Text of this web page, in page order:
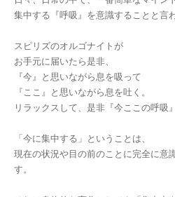
集中する『呼吸』を意識することと言
スピリズのオルゴナイトが
お手元に届いたら是非、
『今』と思いながら息を吸って
『ここ』と思いながら息を吐く。
リラックスして、是非『今ここの呼吸
「今に集中する」ということは、
現在の状況や目の前のことに完全に意
す。